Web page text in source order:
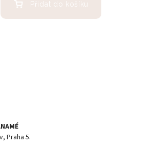
Přidat do košíku
Praha 5.